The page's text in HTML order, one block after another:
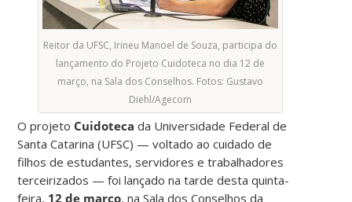
Reitor da UFSC, Irineu Manoel de Souza, participa do
lançamento do Projeto Cuidoteca no dia 12 de
março, na Sala dos Conselhos. Fotos: Gustavo
Diehl/Agecom
O projeto Cuidoteca da Universidade Federal de
Santa Catarina (UFSC) — voltado ao cuidado de
filhos de estudantes, servidores e trabalhadores
terceirizados — foi lançado na tarde desta quinta-
feira, 12 de março, na Sala dos Conselhos da